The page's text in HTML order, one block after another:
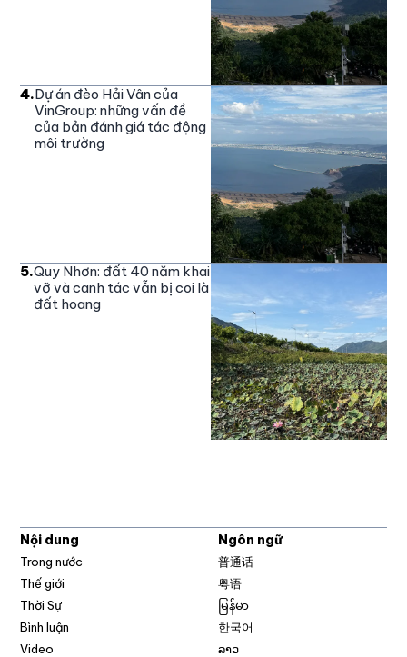
4.Dự án đèo Hải Vân của
VinGroup: những vấn đề
của bản đánh giá tác động
môi trường
5.Quy Nhơn: đất 40 năm khai
vỡ và canh tác vẫn bị coi là
đất hoang
Nội dung
Trong nước
Thế giới
Thời Sự
Bình luận
Video
Ngôn ngữ
普通话
粤语
မြန်မာ
한국어
ລາວ